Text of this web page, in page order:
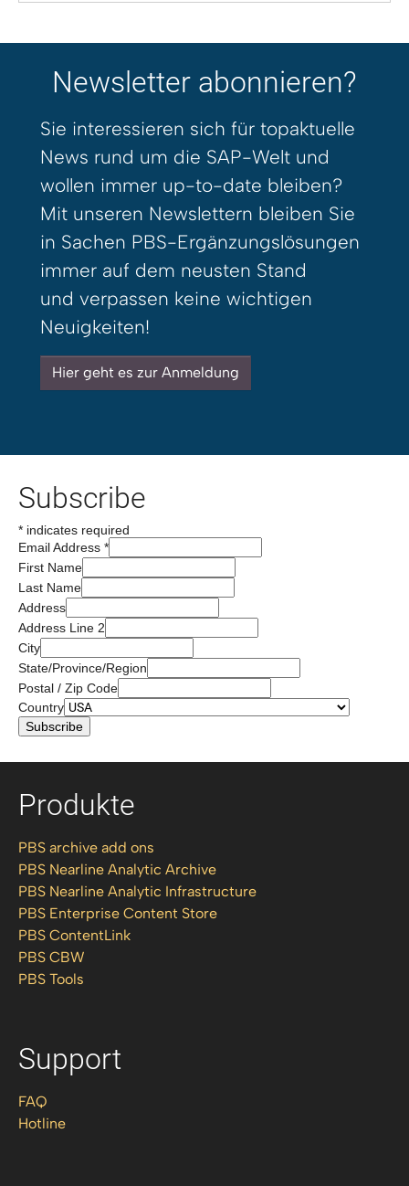
Newsletter abonnieren?
Sie interessieren sich für topaktuelle
News rund um die SAP-Welt und
wollen immer up-to-date bleiben?
Mit unseren Newslettern bleiben Sie
in Sachen PBS-Ergänzungslösungen
immer auf dem neusten Stand
und verpassen keine wichtigen
Neuigkeiten!
Hier geht es zur Anmeldung
Subscribe
* indicates required
Email Address *
First Name
Last Name
Address
Address Line 2
City
State/Province/Region
Postal / Zip Code
Country
Produkte
PBS archive add ons
PBS Nearline Analytic Archive
PBS Nearline Analytic Infrastructure
PBS Enterprise Content Store
PBS ContentLink
PBS CBW
PBS Tools
Support
FAQ
Hotline